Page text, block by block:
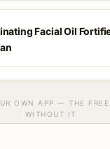
Facial Oil
OWN APP — THE
WITHOUT IT